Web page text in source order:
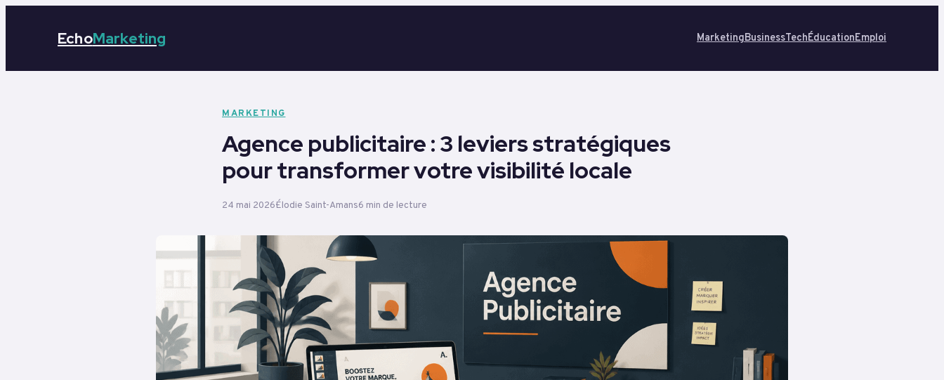
EchoMarketing MarketingBusinessTechÉducationEmploi
MARKETING
Agence publicitaire : 3 leviers stratégiques
pour transformer votre visibilité locale
24 mai 2026Élodie Saint-Amans6 min de lecture